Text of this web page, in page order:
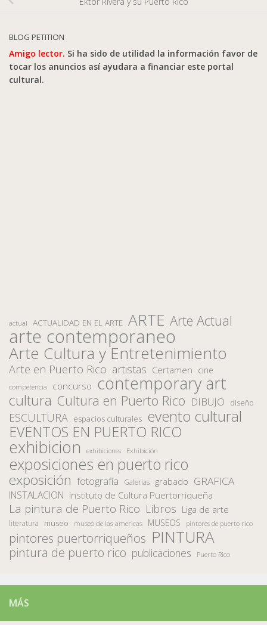
BLOG PETITION
Amigo lector. Si ha sido de utilidad la información favor de
tocar los anuncios así ayudara a financiar este portal
cultural.
actual ACTUALIDAD EN EL ARTE ARTE Arte Actual
arte contemporaneo
Arte Cultura y Entretenimiento
Arte en Puerto Rico artistas Certamen cine
competencia concurso contemporary art
cultura Cultura en Puerto Rico DIBUJO diseño
ESCULTURA espacios culturales evento cultural
EVENTOS EN PUERTO RICO
exhibicion exhibiciones Exhibición
exposiciones en puerto rico
exposición fotografía Galerias grabado GRAFICA
INSTALACION Instituto de Cultura Puertorriqueña
La pintura de Puerto Rico Libros Liga de arte
literatura museo museo de las americas MUSEOS pintores de puerto rico
pintores puertorriqueños PINTURA
pintura de puerto rico publicaciones Puerto Rico
MÁS